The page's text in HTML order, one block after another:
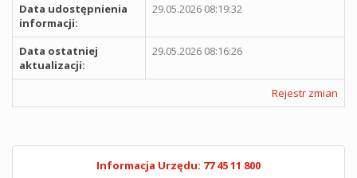
Data udostępnienia
informacji:
29.05.2026 08:19:32
Data ostatniej
aktualizacji:
29.05.2026 08:16:26
Rejestr zmian
Informacja Urzędu: 77 45 11 800